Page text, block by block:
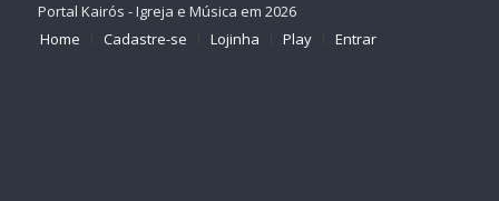
Portal Kairós - Igreja e Música em 2026
Home
Cadastre-se Lojinha Play Entrar